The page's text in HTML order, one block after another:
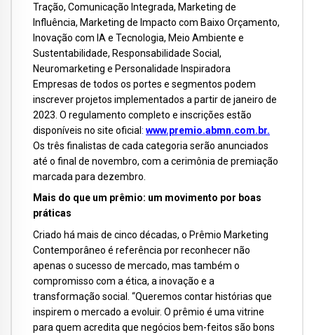
Tração, Comunicação Integrada, Marketing de
Influência, Marketing de Impacto com Baixo Orçamento,
Inovação com IA e Tecnologia, Meio Ambiente e
Sustentabilidade, Responsabilidade Social,
Neuromarketing e Personalidade Inspiradora
Empresas de todos os portes e segmentos podem
inscrever projetos implementados a partir de janeiro de
2023. O regulamento completo e inscrições estão
disponíveis no site oficial: www.premio.abmn.com.br.
Os três finalistas de cada categoria serão anunciados
até o final de novembro, com a cerimônia de premiação
marcada para dezembro.
Mais do que um prêmio: um movimento por boas
práticas
Criado há mais de cinco décadas, o Prêmio Marketing
Contemporâneo é referência por reconhecer não
apenas o sucesso de mercado, mas também o
compromisso com a ética, a inovação e a
transformação social. “Queremos contar histórias que
inspirem o mercado a evoluir. O prêmio é uma vitrine
para quem acredita que negócios bem-feitos são bons